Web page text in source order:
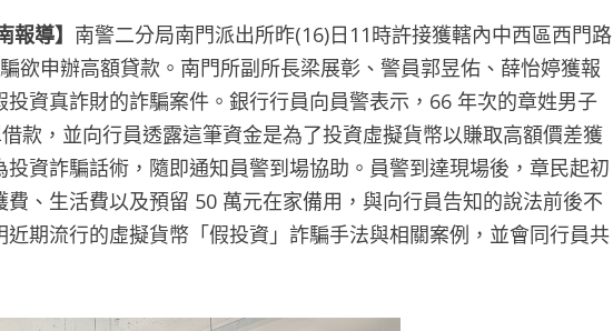
報導】 南警二分局南門派出所昨(16)日11時許接獲轄內中西區西門路
欲申辦高額貸款。南門所副所長梁展彰、警員郭昱佑、薛怡婷獲報
資真詐財的詐騙案件。銀行行員向員警表示，66 年次的章姓男子
款，並向行員透露這筆資金是為了投資虛擬貨幣以賺取高額價差獲
資詐騙話術，隨即通知員警到場協助。員警到達現場後，章民起初
、生活費以及預留 50 萬元在家備用，與向行員告知的說法前後不
期流行的虛擬貨幣「假投資」詐騙手法與相關案例，並會同行員共